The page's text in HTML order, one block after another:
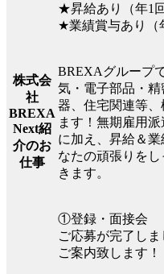
★昇給あり（年1回
★業績賞与あり（
株式会
社
BREXA
Next紹
介のお
仕事
BREXAグループ
気・電子部品・
器、住宅関連等
ます！無期雇用
に加え、昇給＆
なたの頑張りを
きます。
①登録・面接会
ご応募が完了し
ご案内致します！